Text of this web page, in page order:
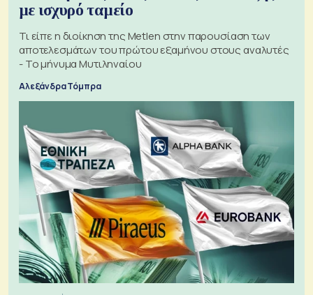
με ισχυρό ταμείο
Τι είπε η διοίκηση της Metlen στην παρουσίαση των
αποτελεσμάτων του πρώτου εξαμήνου στους αναλυτές
- Το μήνυμα Μυτιληναίου
Αλεξάνδρα Τόμπρα